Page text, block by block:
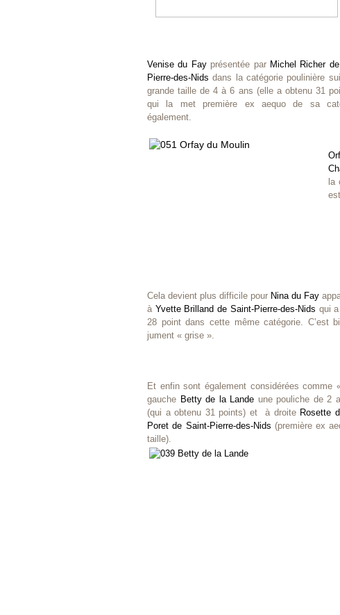
Venise du Fayprésentée par Michel Richer
Pierre-des-Nids dans la catégorie poulinière
grande taille de 4 à 6 ans (elle a obtenu 31
qui la met première ex aequo de sa
également.
la
Cela devient plus difficile pour Nina du Fay
à Yvette Brilland de Saint-Pierre-des-Nids qui
28 point dans cette même catégorie. C’est
jument « grise ».
Et enfin sont également considérées
gauche Betty de la Lande une pouliche de 2
(qui a obtenu 31 points) et à droite Rosette
Poret de Saint-Pierre-des-Nids (première ex
taille).